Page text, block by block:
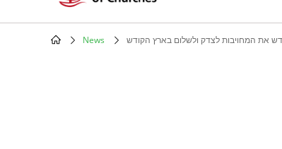
News את המחויבות לצדק ולשלום בארץ הקודש